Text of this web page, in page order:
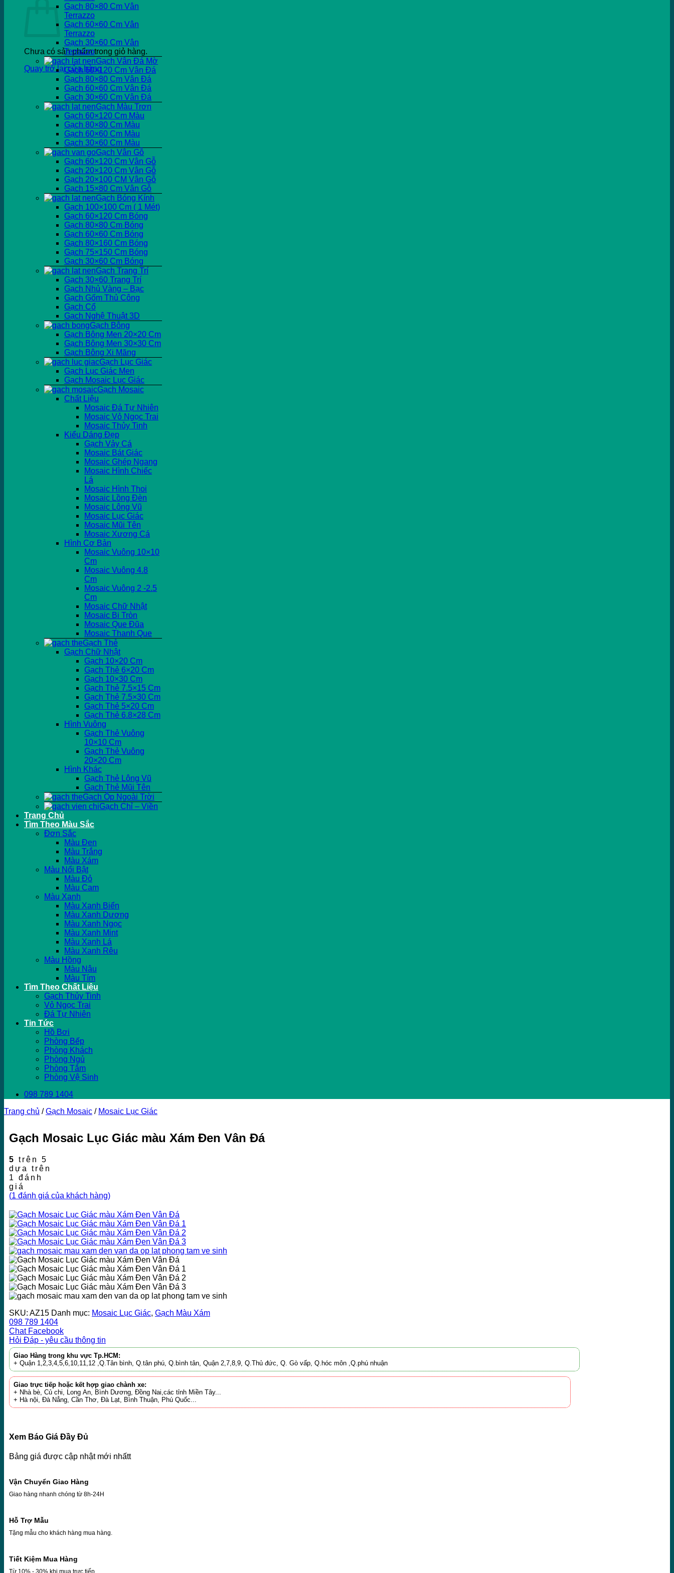
Chưa có sản phẩm trong giỏ hàng.
Quay trở lại cửa hàng
Gạch 80×80 Cm Vân
Terrazzo
Gạch 60×60 Cm Vân
Terrazzo
Gạch 30×60 Cm Vân
Terrazzo
Gạch Vân Đá Mờ
Gạch 60×120 Cm Vân Đá
Gạch 80×80 Cm Vân Đá
Gạch 60×60 Cm Vân Đá
Gạch 30×60 Cm Vân Đá
Gạch Màu Trơn
Gạch 60×120 Cm Màu
Gạch 80×80 Cm Màu
Gạch 60×60 Cm Màu
Gạch 30×60 Cm Màu
Gạch Vân Gỗ
Gạch 60×120 Cm Vân Gỗ
Gạch 20×120 Cm Vân Gỗ
Gạch 20×100 CM Vân Gỗ
Gạch 15×80 Cm Vân Gỗ
Gạch Bóng Kính
Gạch 100×100 Cm ( 1 Mét)
Gạch 60×120 Cm Bóng
Gạch 80×80 Cm Bóng
Gạch 60×60 Cm Bóng
Gạch 80×160 Cm Bóng
Gạch 75×150 Cm Bóng
Gạch 30×60 Cm Bóng
Gạch Trang Trí
Gạch 30×60 Trang Trí
Gạch Nhủ Vàng – Bạc
Gạch Gốm Thủ Công
Gạch Cổ
Gạch Nghệ Thuật 3D
Gạch Bông
Gạch Bông Men 20×20 Cm
Gạch Bông Men 30×30 Cm
Gạch Bông Xi Măng
Gạch Lục Giác
Gạch Lục Giác Men
Gạch Mosaic Lục Giác
Gạch Mosaic
Chất Liệu
Mosaic Đá Tự Nhiên
Mosaic Vỏ Ngọc Trai
Mosaic Thủy Tinh
Kiểu Dáng Đẹp
Gạch Vảy Cá
Mosaic Bát Giác
Mosaic Ghép Ngang
Mosaic Hình Chiếc
Lá
Mosaic Hình Thoi
Mosaic Lồng Đèn
Mosaic Lông Vũ
Mosaic Lục Giác
Mosaic Mũi Tên
Mosaic Xương Cá
Hình Cơ Bản
Mosaic Vuông 10×10
Cm
Mosaic Vuông 4.8
Cm
Mosaic Vuông 2 -2.5
Cm
Mosaic Chữ Nhật
Mosaic Bi Tròn
Mosaic Que Đũa
Mosaic Thanh Que
Gạch Thẻ
Gạch Chữ Nhật
Gạch 10×20 Cm
Gạch Thẻ 6×20 Cm
Gạch 10×30 Cm
Gạch Thẻ 7.5×15 Cm
Gạch Thẻ 7.5×30 Cm
Gạch Thẻ 5×20 Cm
Gạch Thẻ 6.8×28 Cm
Hình Vuông
Gạch Thẻ Vuông
10×10 Cm
Gạch Thẻ Vuông
20×20 Cm
Hình Khác
Gạch Thẻ Lông Vũ
Gạch Thẻ Mũi Tên
Gạch Ốp Ngoài Trời
Gạch Chỉ – Viền
Trang Chủ
Tìm Theo Màu Sắc
Đơn Sắc
Màu Đen
Màu Trắng
Màu Xám
Màu Nổi Bật
Màu Đỏ
Màu Cam
Màu Xanh
Màu Xanh Biển
Màu Xanh Dương
Màu Xanh Ngọc
Màu Xanh Mint
Màu Xanh Lá
Màu Xanh Rêu
Màu Hồng
Màu Nâu
Màu Tím
Tìm Theo Chất Liệu
Gạch Thủy Tinh
Vỏ Ngọc Trai
Đá Tự Nhiên
Tin Tức
Hồ Bơi
Phòng Bếp
Phòng Khách
Phòng Ngủ
Phòng Tắm
Phòng Vệ Sinh
098 789 1404
Trang chủ / Gạch Mosaic / Mosaic Lục Giác
Gạch Mosaic Lục Giác màu Xám Đen Vân Đá
5 trên 5
dựa trên
1
đánh
giá
(1 đánh giá của khách hàng)
SKU: AZ15 Danh mục: Mosaic Lục Giác, Gạch Màu Xám
098 789 1404
Chat Facebook
Hỏi Đáp - yêu cầu thông tin
Giao Hàng trong khu vực Tp.HCM:
+ Quận 1,2,3,4,5,6,10,11,12 ,Q.Tân bình, Q.tân phú, Q.bình tân, Quận 2,7,8,9, Q.Thủ đức, Q. Gò vấp, Q.hóc môn ,Q.phú nhuận
Giao trực tiếp hoặc kết hợp giao chành xe:
+ Nhà bè, Củ chi, Long An, Bình Dương, Đồng Nai,các tỉnh Miền Tây...
+ Hà nội, Đà Nẳng, Cần Thơ, Đà Lạt, Bình Thuận, Phú Quốc...
Xem Báo Giá Đầy Đủ
Bảng giá được cập nhật mới nhấtt
Vận Chuyển Giao Hàng
Giao hàng nhanh chóng từ 8h-24H
Hỗ Trợ Mẫu
Tặng mẫu cho khách hàng mua hàng.
Tiết Kiệm Mua Hàng